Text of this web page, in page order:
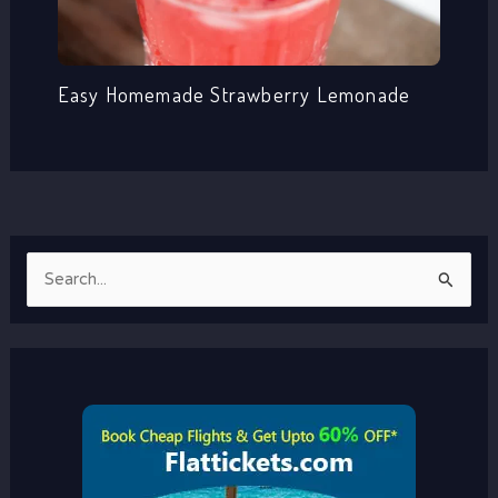
Easy Homemade Strawberry Lemonade